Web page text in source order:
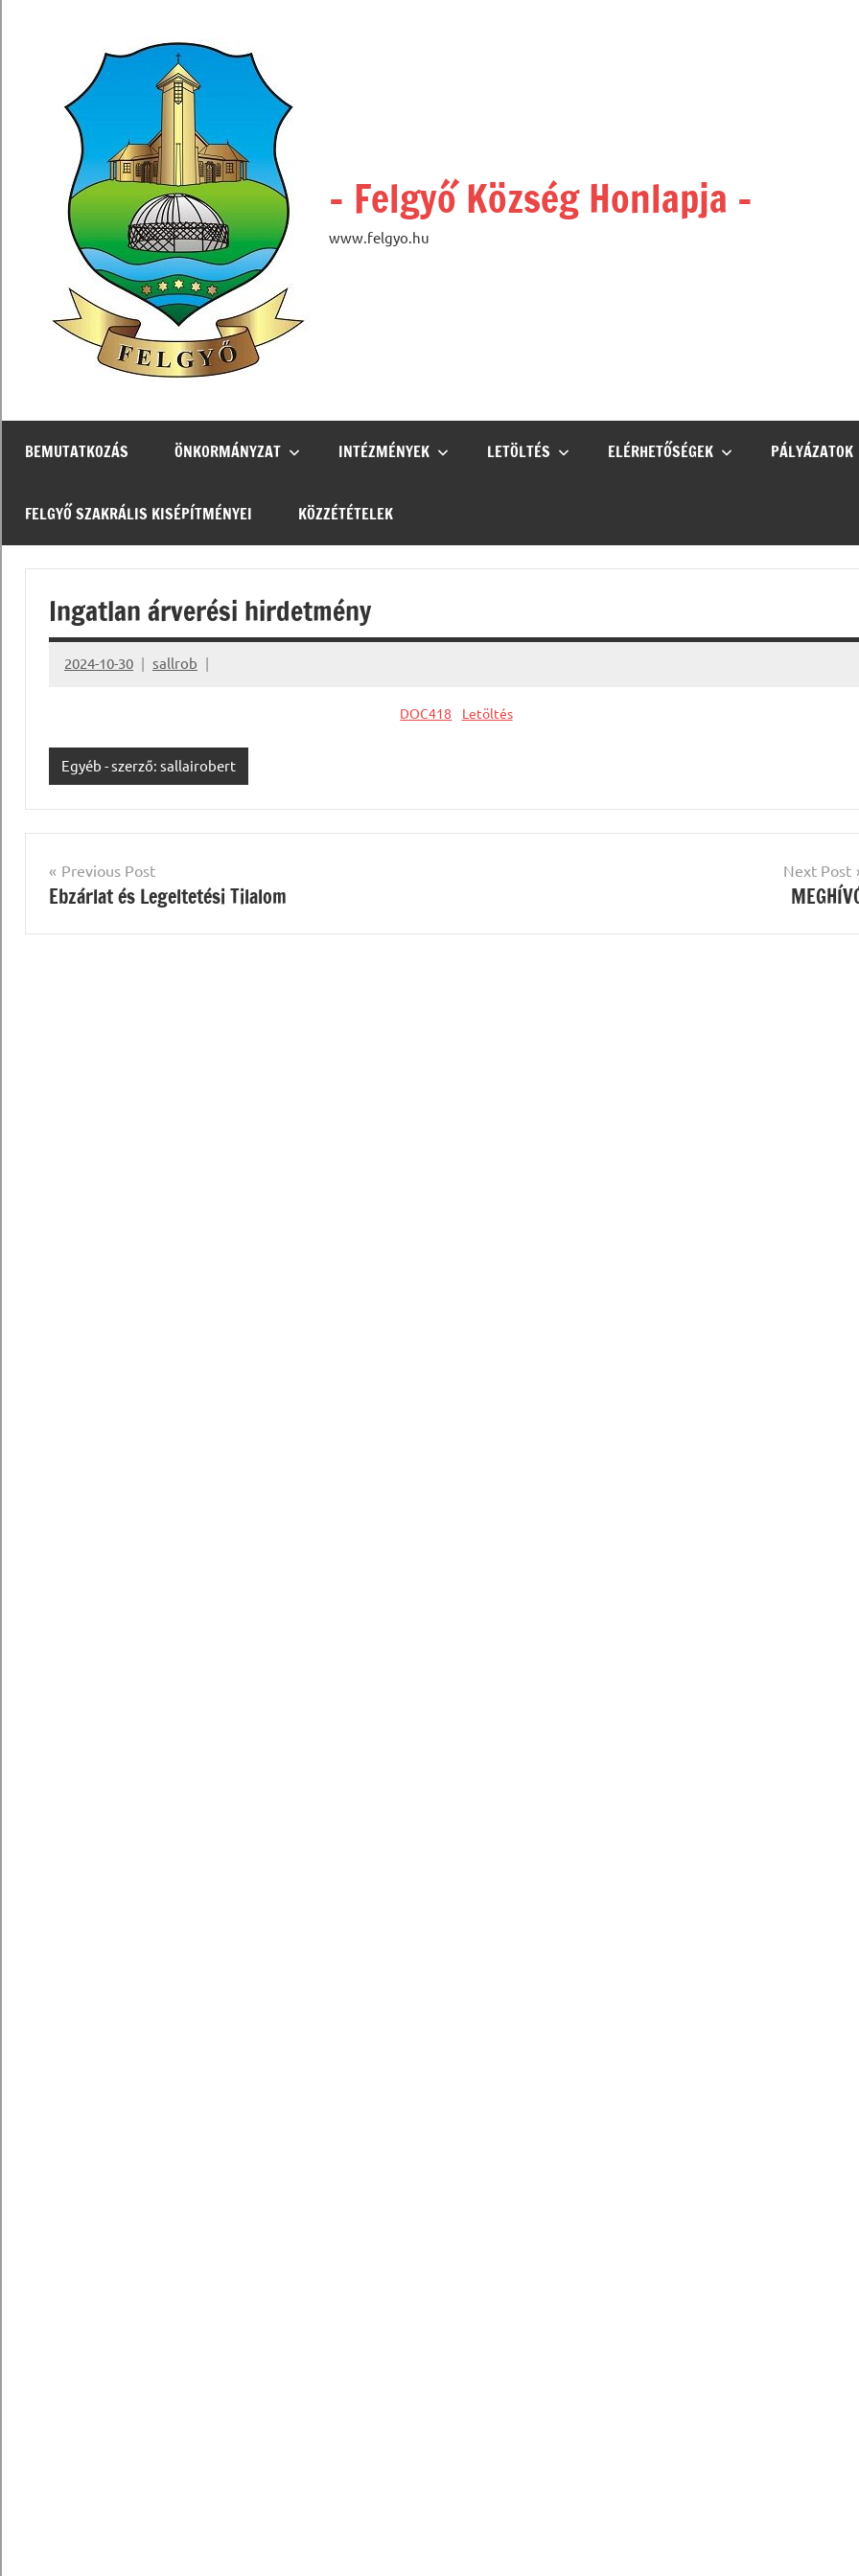
– Felgyő Község Honlapja –
www.felgyo.hu
BEMUTATKOZÁS ÖNKORMÁNYZAT INTÉZMÉNYEK LETÖLTÉS ELÉRHETŐSÉGEK PÁLYÁZATOK
FELGYŐ SZAKRÁLIS KISÉPÍTMÉNYEI KÖZZÉTÉTELEK
Ingatlan árverési hirdetmény
2024-10-30 sallrob
DOC418 Letöltés
Egyéb - szerző: sallairobert
Bejegyzés
navigáció
Previous Post
Ebzárlat és Legeltetési Tilalom
Next Post